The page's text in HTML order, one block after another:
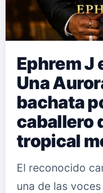
Ephrem J
Una
bachata
caballero
tropical
El reconocido
una de las